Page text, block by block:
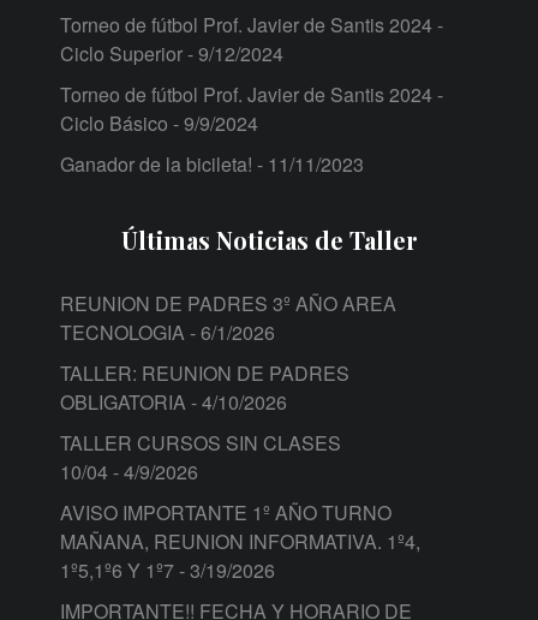
Torneo de fútbol Prof. Javier de Santis 2024 -
Ciclo Superior- 9/12/2024
Torneo de fútbol Prof. Javier de Santis 2024 -
Ciclo Básico - 9/9/2024
Ganador de la bicileta! - 11/11/2023
Últimas Noticias de Taller
REUNION DE PADRES 3º AÑO AREA
TECNOLOGIA- 6/1/2026
TALLER: REUNION DE PADRES
OBLIGATORIA- 4/10/2026
TALLER CURSOS SIN CLASES
10/04- 4/9/2026
AVISO IMPORTANTE 1º AÑO TURNO
MAÑANA, REUNION INFORMATIVA. 1º4,
1º5,1º6 Y 1º7- 3/19/2026
IMPORTANTE!! FECHA Y HORARIO DE